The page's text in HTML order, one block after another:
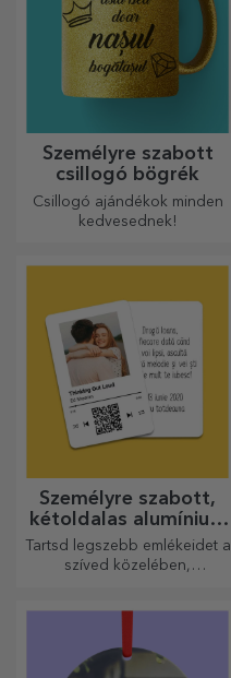
Személyre szabott
csillogó bögrék
Csillogó ajándékok minden
kedvesednek!
Személyre szabott,
kétoldalas alumínium
kártyák
Tartsd legszebb emlékeidet a
szíved közelében,